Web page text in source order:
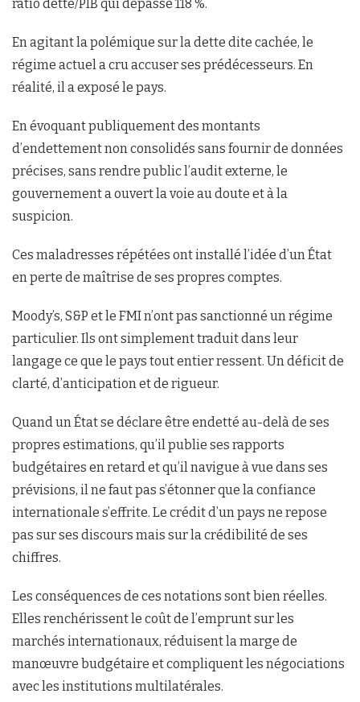
ratio dette/PIB qui dépasse 118 %.
En agitant la polémique sur la dette dite cachée, le
régime actuel a cru accuser ses prédécesseurs. En
réalité, il a exposé le pays.
En évoquant publiquement des montants
d’endettement non consolidés sans fournir de données
précises, sans rendre public l’audit externe, le
gouvernement a ouvert la voie au doute et à la
suspicion.
Ces maladresses répétées ont installé l’idée d’un État
en perte de maîtrise de ses propres comptes.
Moody’s, S&P et le FMI n’ont pas sanctionné un régime
particulier. Ils ont simplement traduit dans leur
langage ce que le pays tout entier ressent. Un déficit de
clarté, d’anticipation et de rigueur.
Quand un État se déclare être endetté au-delà de ses
propres estimations, qu’il publie ses rapports
budgétaires en retard et qu’il navigue à vue dans ses
prévisions, il ne faut pas s’étonner que la confiance
internationale s’effrite. Le crédit d’un pays ne repose
pas sur ses discours mais sur la crédibilité de ses
chiffres.
Les conséquences de ces notations sont bien réelles.
Elles renchérissent le coût de l’emprunt sur les
marchés internationaux, réduisent la marge de
manœuvre budgétaire et compliquent les négociations
avec les institutions multilatérales.